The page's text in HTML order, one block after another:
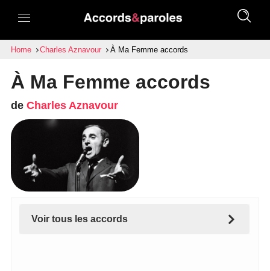
Home Charles Aznavour À Ma Femme accords
À Ma Femme accords
de Charles Aznavour
Voir tous les accords